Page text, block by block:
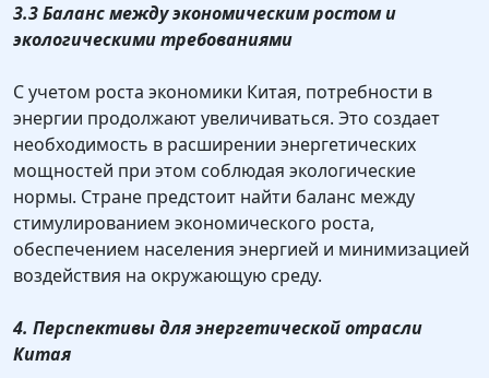
3.3 Баланс между экономическим ростом и
экологическими требованиями
С учетом роста экономики Китая, потребности в
энергии продолжают увеличиваться. Это создает
необходимость в расширении энергетических
мощностей при этом соблюдая экологические
нормы. Стране предстоит найти баланс между
стимулированием экономического роста,
обеспечением населения энергией и минимизацией
воздействия на окружающую среду.
4. Перспективы для энергетической отрасли
Китая